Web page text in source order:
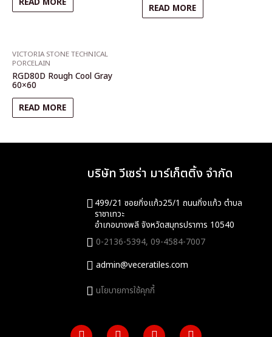
READ MORE
VICTORIA STONE TECHNICAL
PORCELAIN
RGD80D Rough Cool Gray
60×60
READ MORE
บริษัท วีเซร่า มาร์เก็ตติ้ง จำกัด
499/21 ซอยกิ่งแก้ว25/1 ถนนกิ่งแก้ว ตำบล
ราชาเทวะ
อำเภอบางพลี จังหวัดสมุทรปราการ 10540
0-2136-5394, 09-4584-7007
admin@veceratiles.com
นโยบายการใช้คุกกี้